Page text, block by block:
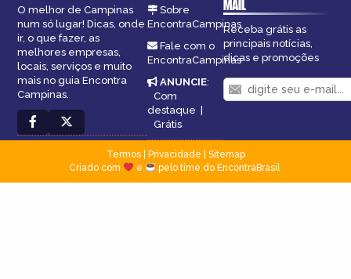
O melhor de Campinas
num só lugar! Dicas, onde
ir, o que fazer, as
melhores empresas,
locais, serviços e muito
mais no guia Encontra
Campinas.
Sobre
EncontraCampinas
Fale com o
EncontraCampinas
ANUNCIE:
Com
destaque |
Grátis
MAIL
Receba grátis as
principais notícias,
dicas e promoções
Termos| Privacidade
Sitemap
Criado com
e pelo time do EncontraBrasil